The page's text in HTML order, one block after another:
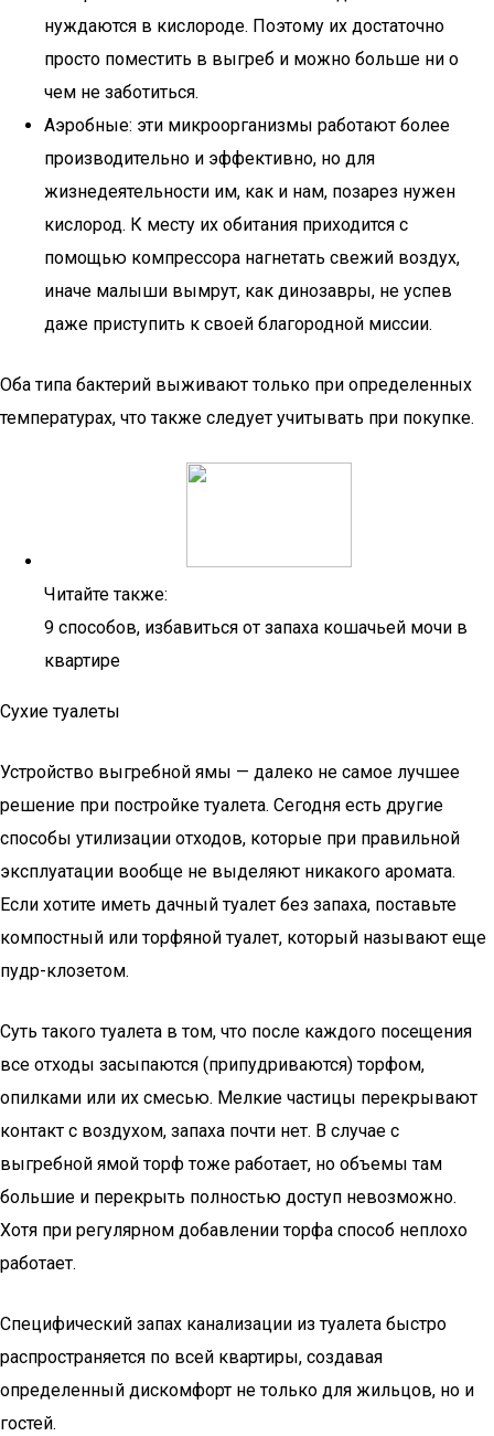
нуждаются в кислороде. Поэтому их достаточно
просто поместить в выгреб и можно больше ни о
чем не заботиться.
Аэробные: эти микроорганизмы работают более
производительно и эффективно, но для
жизнедеятельности им, как и нам, позарез нужен
кислород. К месту их обитания приходится с
помощью компрессора нагнетать свежий воздух,
иначе малыши вымрут, как динозавры, не успев
даже приступить к своей благородной миссии.
Оба типа бактерий выживают только при определенных
температурах, что также следует учитывать при покупке.
Читайте также:
9 способов, избавиться от запаха кошачьей мочи в
квартире
Сухие туалеты
Устройство выгребной ямы — далеко не самое лучшее
решение при постройке туалета. Сегодня есть другие
способы утилизации отходов, которые при правильной
эксплуатации вообще не выделяют никакого аромата.
Если хотите иметь дачный туалет без запаха, поставьте
компостный или торфяной туалет, который называют еще
пудр-клозетом.
Суть такого туалета в том, что после каждого посещения
все отходы засыпаются (припудриваются) торфом,
опилками или их смесью. Мелкие частицы перекрывают
контакт с воздухом, запаха почти нет. В случае с
выгребной ямой торф тоже работает, но объемы там
большие и перекрыть полностью доступ невозможно.
Хотя при регулярном добавлении торфа способ неплохо
работает.
Специфический запах канализации из туалета быстро
распространяется по всей квартиры, создавая
определенный дискомфорт не только для жильцов, но и
гостей.